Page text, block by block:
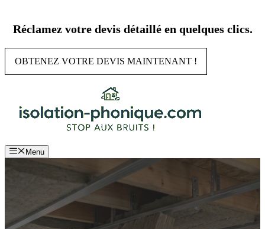
contenu
Réclamez votre devis détaillé en quelques clics.
OBTENEZ VOTRE DEVIS MAINTENANT !
Menu